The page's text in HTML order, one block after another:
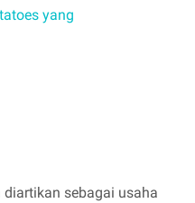
yang
sebagai usaha